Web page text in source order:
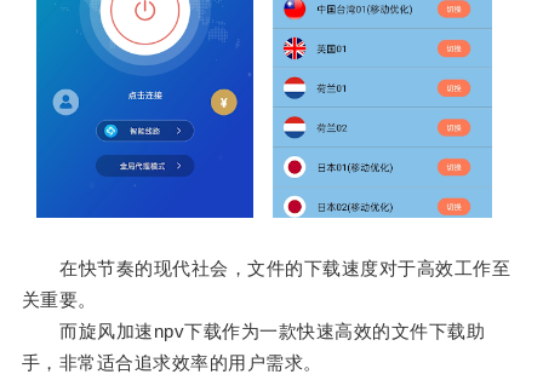
在快节奏的现代社会，文件的下载速度对于高效工作至
关重要。
而旋风加速npv下载作为一款快速高效的文件下载助
手，非常适合追求效率的用户需求。